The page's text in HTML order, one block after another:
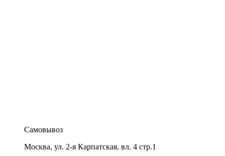
Самовывоз
Москва, ул. 2-я Карпатская, вл. 4 стр.1